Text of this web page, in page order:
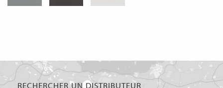
RECHERCHER UN DISTRIBUTEUR